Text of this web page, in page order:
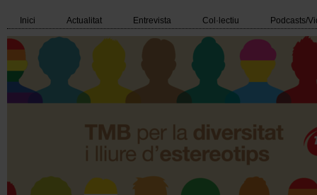
Main
navigation
Inici Actualitat Entrevista Col·lectiu Podcasts/